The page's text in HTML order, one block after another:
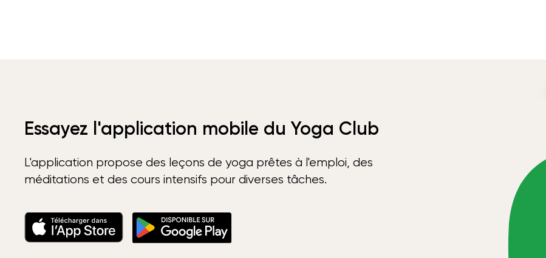
Essayez l'application mobile du Yoga Club
L'application propose des leçons de yoga prêtes à l'emploi, des
méditations et des cours intensifs pour diverses tâches.